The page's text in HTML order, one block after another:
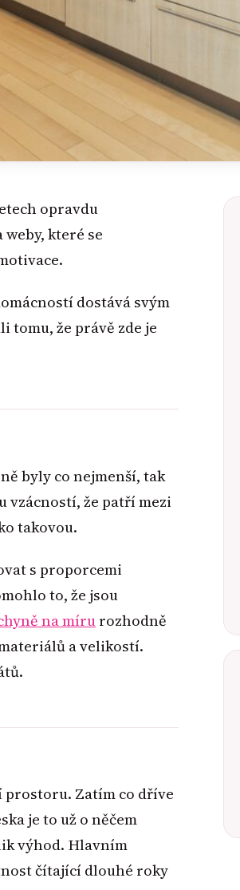
opravdu
které se
dostává svým
tomu, že právě zde je
byly co nejmenší, tak
vzácností, že patří mezi
takovou.
s proporcemi
to, že jsou
na mírurozhodně
a velikostí.
prostoru. Zatím co dříve
je to už o něčem
výhod. Hlavním
čítající dlouhé roky